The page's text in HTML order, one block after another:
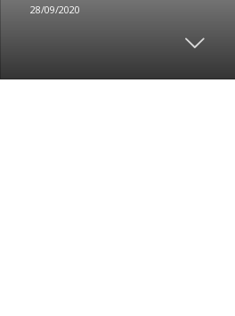
28/09/2020